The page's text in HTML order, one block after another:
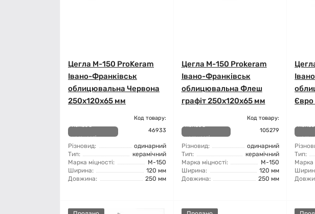
Цегла М-150 ProKeram
Івано-Франківськ
облицювальна Червона
250х120х65 мм
Немає в
наявності
Код товару:
46933
Різновид:
одинарний
Тип:
керамічний
Марка міцності:
М-150
Ширина:
120 мм
Довжина:
250 мм
Цегла М-150 Prokeram
Івано-Франківськ
облицювальна Флеш
графіт 250х120х65 мм
Немає в
наявності
Код товару:
105279
Різновид:
одинарний
Тип:
керамічний
Марка міцності:
М-150
Ширина:
120 мм
Довжина:
250 мм
Євро
Немає
Тип:
Марка